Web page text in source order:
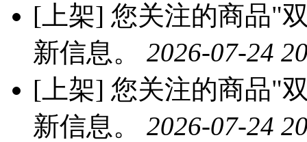
[上架] 您关注的商品"
新信息。 2026-07-24
[上架] 您关注的商品"
新信息。 2026-07-24